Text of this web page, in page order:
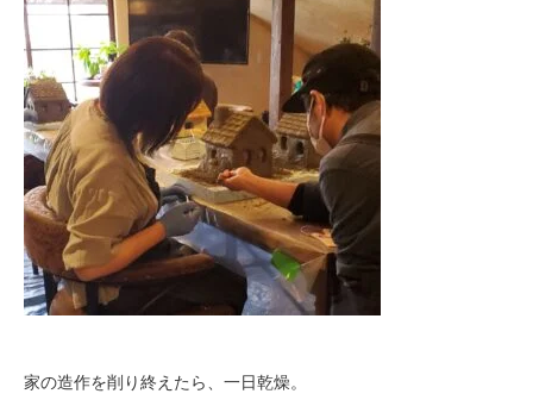
家の造作を削り終えたら、一日乾燥。